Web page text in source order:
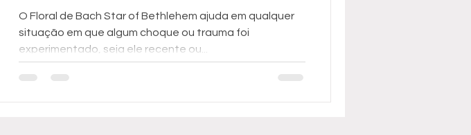
O Floral de Bach Star of Bethlehem ajuda em qualquer
situação em que algum choque ou trauma foi
experimentado, seja ele recente ou...